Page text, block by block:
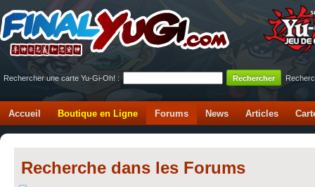
Rechercher une carte Yu-Gi-Oh! :
Accueil Boutique en Ligne Forums News Articles
Recherche dans les Forums